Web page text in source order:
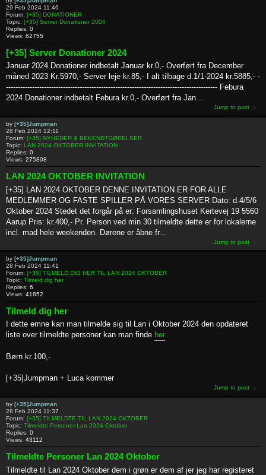
29 Feb 2024 11:46
Forum: [+35] DONATIONER
Topic: [+35] Server Donationer 2024
Replies: 0
Views: 62755
[+35] Server Donationer 2024
Januar 2024 Donationer indbetalt Januar kr.0,- Overført fra December
måned 2023 Kr.5970,- Server leje kr.85,- I alt tilbage d.1/1-2024 kr.5885,- -
----------------------------------------------------------------------------------------- Febura
2024 Donationer indbetalt Febura kr.0,- Overført fra Jan...
Jump to post
by [+35]Jumpman
28 Feb 2024 12:11
Forum: [+35] NYHEDER & BEKENDTGØRELSER
Topic: LAN 2024 OKTOBER INVITATION
Replies: 0
Views: 275808
LAN 2024 OKTOBER INVITATION
[+35] LAN 2024 OKTOBER DENNE INVITATION ER FOR ALLE
MEDLEMMER OG FASTE SPILLER PÅ VORES SERVER Dato: d.4/5/6
Oktober 2024 Stedet det forgår på er: Forsamlingshuset Kertevej 19 5560
Aarup Pris: kr.400,- Pr. Person ved min 30 tilmeldte dette er for lokalerne
incl. mad hele weekenden. Dørene er åbne fr...
Jump to post
by [+35]Jumpman
28 Feb 2024 11:41
Forum: [+35] TILMELD DIG HER TIL LAN 2024 OKTOBER
Topic: Tilmeld dig her
Replies: 6
Views: 41852
Tilmeld dig her
I dette emne kan man tilmelde sig til Lan i Oktober 2024 den opdateret
liste over tilmeldte personer kan man finde her
Børn kr.100,-
[+35]Jumpman + Luca kommer
Jump to post
by [+35]Jumpman
28 Feb 2024 11:37
Forum: [+35] TILMELDTE TIL LAN 2024 OKTOBER
Topic: Tilmeldte Personer Lan 2024 Oktober
Replies: 0
Views: 43112
Tilmeldte Personer Lan 2024 Oktober
Tilmeldte til Lan 2024 Oktober dem i grøn er dem af jer jeg har registeret